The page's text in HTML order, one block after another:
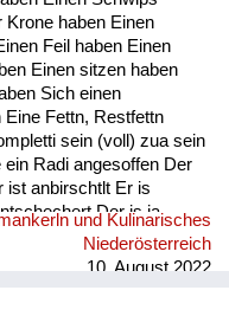
haben Einen
Feil haben Einen
Einen sitzen haben
Sich einen
Eine Fettn, Restfettn
sein (voll) zua sein
Radi angesoffen Der
ist anbirschtlt Er is
Der is ja
Blick) Fett wie ein
abgefüllt sein
und Kulinarisches
Niederösterreich
10. August 2022